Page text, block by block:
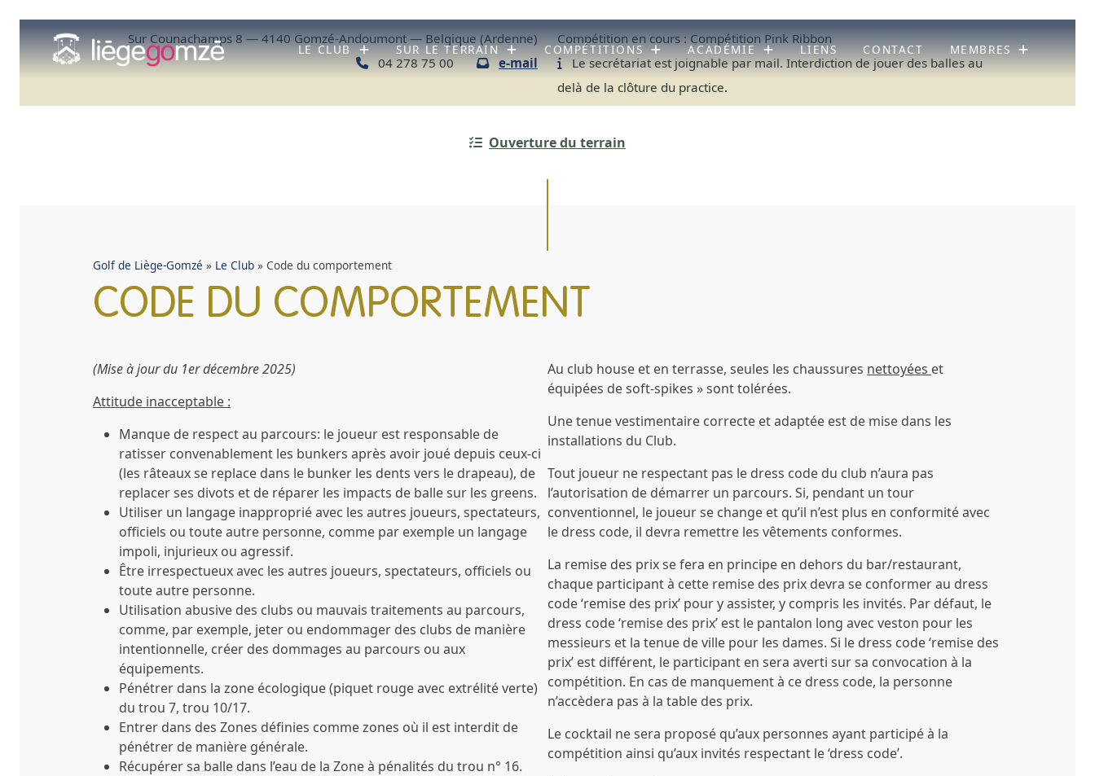
contenu
LE CLUB SUR LE TERRAIN COMPÉTITIONS ACADÉMIE LIENS CONTACT MEMBRES
Sur Counachamps 8 — 4140 Gomzé-Andoumont — Belgique (Ardenne)
04 278 75 00
e-mail
Compétition en cours :Compétition Pink Ribbon
Le secrétariat est joignable par mail. Interdiction de jouer des balles au
delà de la clôture du practice.
Ouverture du terrain
Golf de Liège-Gomzé » Le Club » Code du comportement
CODE DU COMPORTEMENT
(Mise à jour du 1er décembre 2025)
Attitude inacceptable :
Manque de respect au parcours: le joueur est responsable de
ratisser convenablement les bunkers après avoir joué depuis ceux-ci
(les râteaux se replace dans le bunker les dents vers le drapeau), de
replacer ses divots et de réparer les impacts de balle sur les greens.
Utiliser un langage inapproprié avec les autres joueurs, spectateurs,
officiels ou toute autre personne, comme par exemple un langage
impoli, injurieux ou agressif.
Être irrespectueux avec les autres joueurs, spectateurs, officiels ou
toute autre personne.
Utilisation abusive des clubs ou mauvais traitements au parcours,
comme, par exemple, jeter ou endommager des clubs de manière
intentionnelle, créer des dommages au parcours ou aux
équipements.
Pénétrer dans la zone écologique (piquet rouge avec extrélité verte)
du trou 7, trou 10/17.
Entrer dans des Zones définies comme zones où il est interdit de
pénétrer de manière générale.
Récupérer sa balle dans l’eau de la Zone à pénalités du trou n° 16.
Au club house et en terrasse, seules les chaussures nettoyées et
équipées de soft-spikes » sont tolérées.
Une tenue vestimentaire correcte et adaptée est de mise dans les
installations du Club.
Tout joueur ne respectant pas le dress code du club n’aura pas
l’autorisation de démarrer un parcours. Si, pendant un tour
conventionnel, le joueur se change et qu’il n’est plus en conformité avec
le dress code, il devra remettre les vêtements conformes.
La remise des prix se fera en principe en dehors du bar/restaurant,
chaque participant à cette remise des prix devra se conformer au dress
code ‘remise des prix’ pour y assister, y compris les invités. Par défaut, le
dress code ‘remise des prix’ est le pantalon long avec veston pour les
messieurs et la tenue de ville pour les dames. Si le dress code ‘remise des
prix’ est différent, le participant en sera averti sur sa convocation à la
compétition. En cas de manquement à ce dress code, la personne
n’accèdera pas à la table des prix.
Le cocktail ne sera proposé qu’aux personnes ayant participé à la
compétition ainsi qu’aux invités respectant le ‘dress code’.